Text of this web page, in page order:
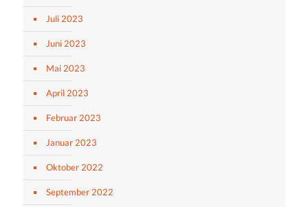
Juli 2023
Juni 2023
Mai 2023
April 2023
Februar 2023
Januar 2023
Oktober 2022
September 2022